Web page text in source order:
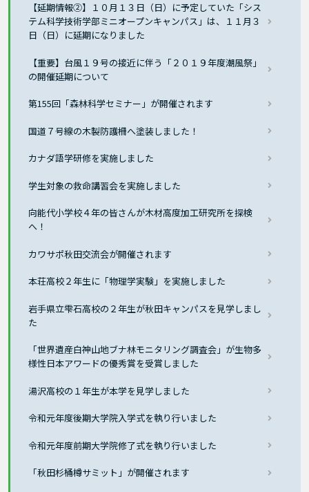
【延期情報②】１０月１３日（日）に予定していた「シス
テム科学技術学部ミニオープンキャンパス」は、１１月３
日（日）に延期になりました
【重要】台風１９号の接近に伴う「２０１９年度潮風祭」
の開催延期について
第155回「森林科学セミナー」が開催されます
国道７号線の木製防護柵へ塗装しました！
カナダ語学研修を実施しました
学生対象の救命講習会を実施しました
向能代小学校４年の皆さんが木材高度加工研究所を探検
へ！
カワサポ秋田交流会が開催されます
本荘高校２年生に「物理学実験」を実施しました
岩手県立雫石高校の２年生が秋田キャンパスを見学しまし
た
「世界遺産白神山地ブナ林モニタリング調査会」が生物多
様性日本アワードの優秀賞を受賞しました
湯沢高校の１年生が本学を見学しました
令和元年度後期大学院入学式を執り行いました
令和元年度前期大学院修了式を執り行いました
「秋田杉桶樽サミット」が開催されます